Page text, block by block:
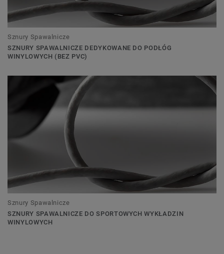
Sznury Spawalnicze
SZNURY SPAWALNICZE DEDYKOWANE DO PODŁÓG
WINYLOWYCH (BEZ PVC)
Sznury Spawalnicze
SZNURY SPAWALNICZE DO SPORTOWYCH WYKŁADZIN
WINYLOWYCH